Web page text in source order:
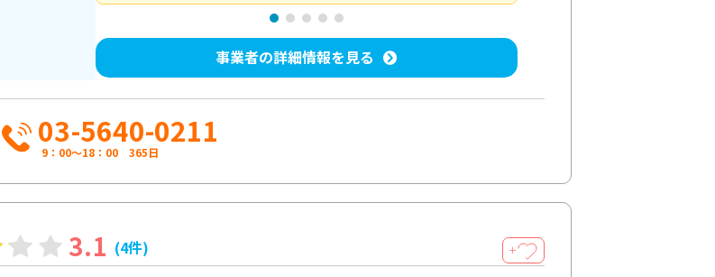
事業者の詳細情報を見る
03-5640-0211
9：00～18：00 365日
3.1 (4件) ＋